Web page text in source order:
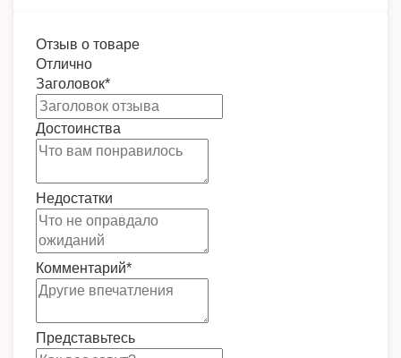
Отзыв о товаре
Отлично
Заголовок*
Достоинства
Недостатки
Комментарий*
Представьтесь